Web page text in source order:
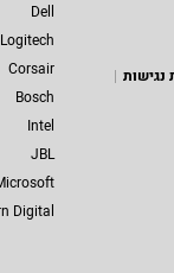
נגישות
Dell
Logitech
Corsair
Bosch
Intel
JBL
Digital